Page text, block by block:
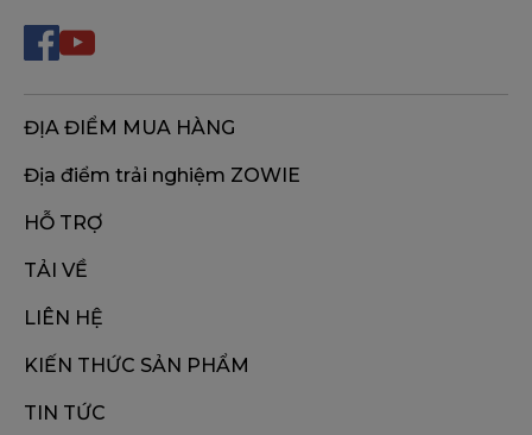
ĐỊA ĐIỂM MUA HÀNG
Địa điểm trải nghiệm ZOWIE
HỖ TRỢ
TẢI VỀ
LIÊN HỆ
KIẾN THỨC SẢN PHẨM
TIN TỨC